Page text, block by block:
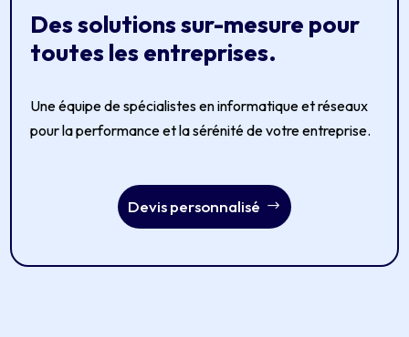
Des solutions sur-mesure pour
toutes les entreprises.
Une équipe de spécialistes en informatique et réseaux
pour la performance et la sérénité de votre entreprise.
Devis personnalisé